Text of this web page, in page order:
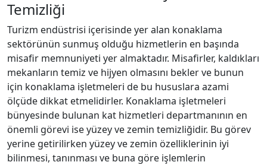
Temizliği
Turizm endüstrisi içerisinde yer alan konaklama
sektörünün sunmuş olduğu hizmetlerin en başında
misafir memnuniyeti yer almaktadır. Misafirler, kaldıkları
mekanların temiz ve hijyen olmasını bekler ve bunun
için konaklama işletmeleri de bu hususlara azami
ölçüde dikkat etmelidirler. Konaklama işletmeleri
bünyesinde bulunan kat hizmetleri departmanının en
önemli görevi ise yüzey ve zemin temizliğidir. Bu görev
yerine getirilirken yüzey ve zemin özelliklerinin iyi
bilinmesi, tanınması ve buna göre işlemlerin